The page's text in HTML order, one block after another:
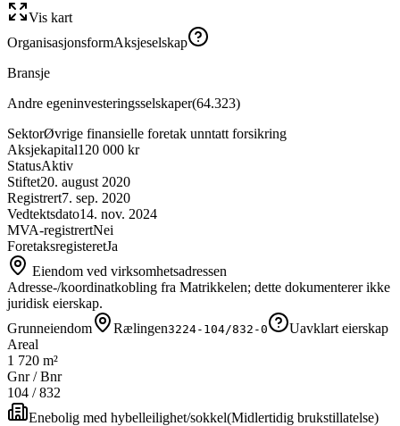
Vis kart
OrganisasjonsformAksjeselskap
Bransje
Andre egeninvesteringsselskaper(64.323)
SektorØvrige finansielle foretak unntatt forsikring
Aksjekapital120 000 kr
StatusAktiv
Stiftet20. august 2020
Registrert7. sep. 2020
Vedtektsdato14. nov. 2024
MVA-registrertNei
ForetaksregisteretJa
Eiendom ved virksomhetsadressen
Adresse-/koordinatkobling fra Matrikkelen; dette dokumenterer ikke
juridisk eierskap.
Grunneiendom
Rælingen3224-104/832-0
Uavklart eierskap
Areal
1 720 m²
Gnr / Bnr
104 /832
Enebolig med hybelleilighet/sokkel(Midlertidig brukstillatelse)